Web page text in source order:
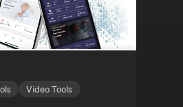
Video Tools